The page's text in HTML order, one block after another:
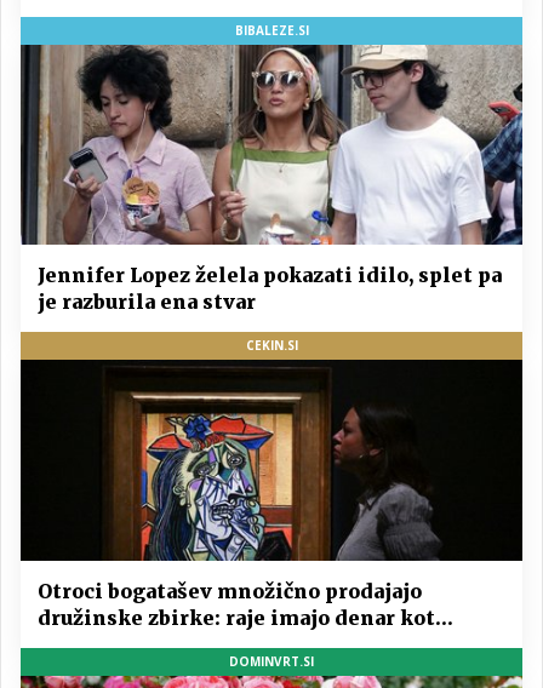
BIBALEZE.SI
Jennifer Lopez želela pokazati idilo, splet pa
je razburila ena stvar
CEKIN.SI
Otroci bogatašev množično prodajajo
družinske zbirke: raje imajo denar kot
umetnine
DOMINVRT.SI